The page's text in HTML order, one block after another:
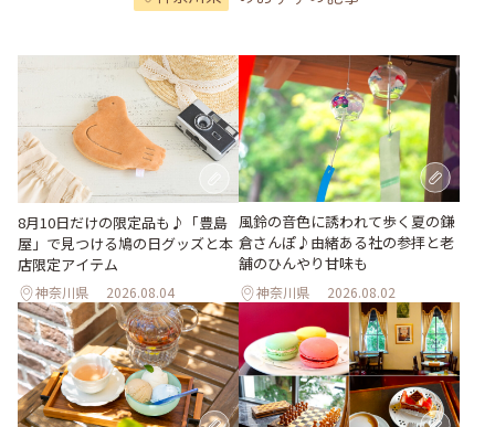
8月10日だけの限定品も♪「豊島
屋」で見つける鳩の日グッズと本
店限定アイテム
神奈川県 2026.08.04
風鈴の音色に誘われて歩く夏の鎌
倉さんぽ♪由緒ある社の参拝と老
舗のひんやり甘味も
神奈川県 2026.08.02